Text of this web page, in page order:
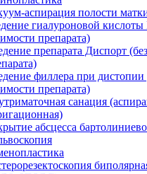
аспирация полости
гиалуроновой
препарата)
препарата Диспорт
филлера при дистопии
препарата)
санация
абсцесса